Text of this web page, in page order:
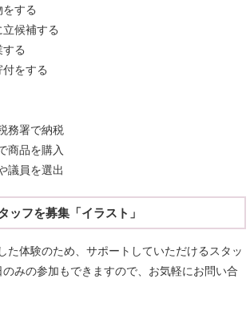
する
候補する
る
をする
務署で納税
商品を購入
議員を選出
ッフを募集「イラスト」
体験のため、サポートしていただけるスタッ
みの参加もできますので、お気軽にお問い合